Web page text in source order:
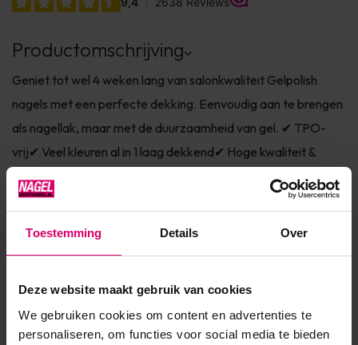
Toestemming Details Over
Deze website maakt gebruik van cookies
We gebruiken cookies om content en advertenties te
personaliseren, om functies voor social media te bieden
Productomschrijving
Geniet tot wel 4 weken lang van salonkwaliteit Gelpolish
nagels met een perfecte dekking. Eenvoudig aan te brengen
als nagellak, maar met de duurzaamheid van gel. ✔ TPO-
vrij✔ Veel kleuren al in 1 laag dekkend✔ Hoge kwaliteit &
pigmentatie ✔ Afweekbaar✔ Groot assortiment kleuren &
effecten✔ Kies hier jouw topcoats voor de ultiem...
Toon meer
Product specificaties
Artikelnummer 45285